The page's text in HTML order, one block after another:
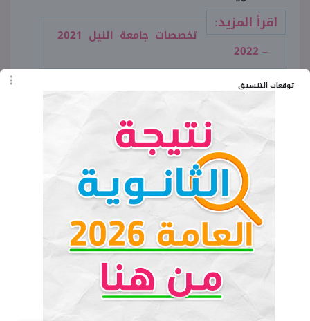
توقعات التنسيق
اقرأ المزيد:
تخصصات جامعة النيل 2021
– 2022
وافق المجلس الأعلى للجامعات
المصري على تحويلها إلى جامعة أهلية
في 20 يناير 2011، حيث يتمكن الكثير
من الطلاب الالتحاق بها.
اقرأ المزيد:
مصاريف وأسعار جامعة النيل
2021–2022 الرسمية
في حالة الرغبة في الاستفسار عن أي